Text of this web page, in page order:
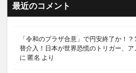
最近のコメント
「令和のプラザ合意」で円安終了か！
替介入！日本が世界恐慌のトリガー、
に 匿名 より